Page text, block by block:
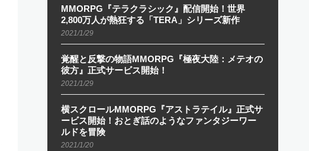
MMORPG『テラクラシック』配信開始！世界
2,800万人が熱狂する「TERA」シリーズ新作
2021/1/29
覚醒と反撃の物語MMORPG『極夜大陸：メテオの
彼方』正式サービス開始！
2021/1/29
横スクロールMMORPG『アストラテイル』正式サ
ービス開始！おとぎ話のようなファンタジーワー
ルドを冒険
2021/1/20